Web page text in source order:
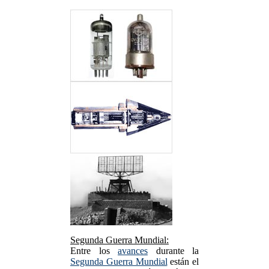
Segunda Guerra Mundial:
Entre los avances durante la
Segunda Guerra Mundial están el